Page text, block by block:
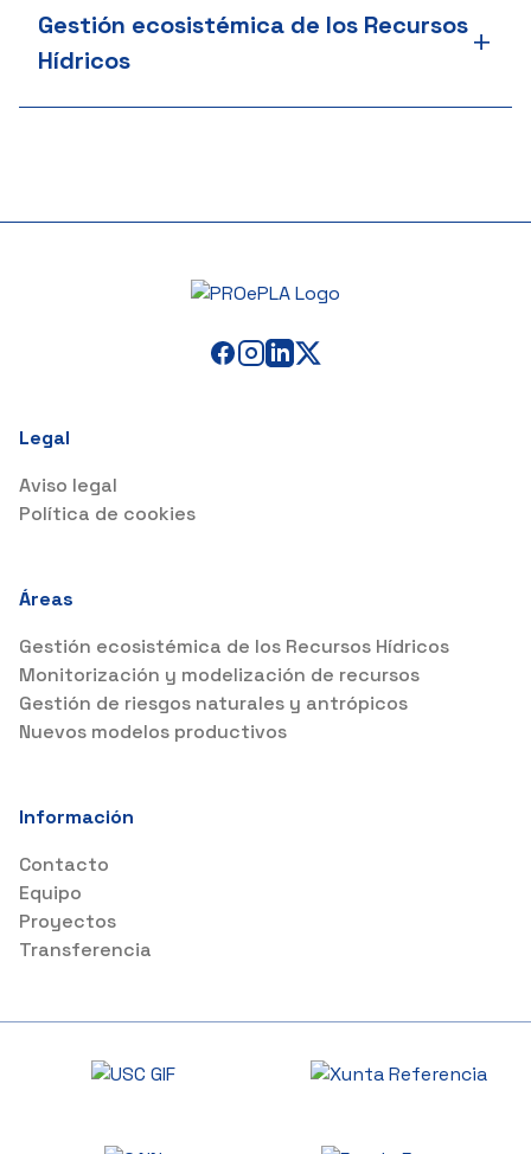
Gestión ecosistémica de los Recursos
Hídricos
+
Legal
Aviso legal
Política de cookies
Áreas
Gestión ecosistémica de los Recursos Hídricos
Monitorización y modelización de recursos
Gestión de riesgos naturales y antrópicos
Nuevos modelos productivos
Información
Contacto
Equipo
Proyectos
Transferencia